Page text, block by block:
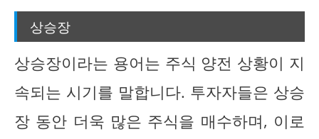
상승장
상승장이라는 용어는 주식 양전 상황이 지
속되는 시기를 말합니다. 투자자들은 상승
장 동안 더욱 많은 주식을 매수하며, 이로